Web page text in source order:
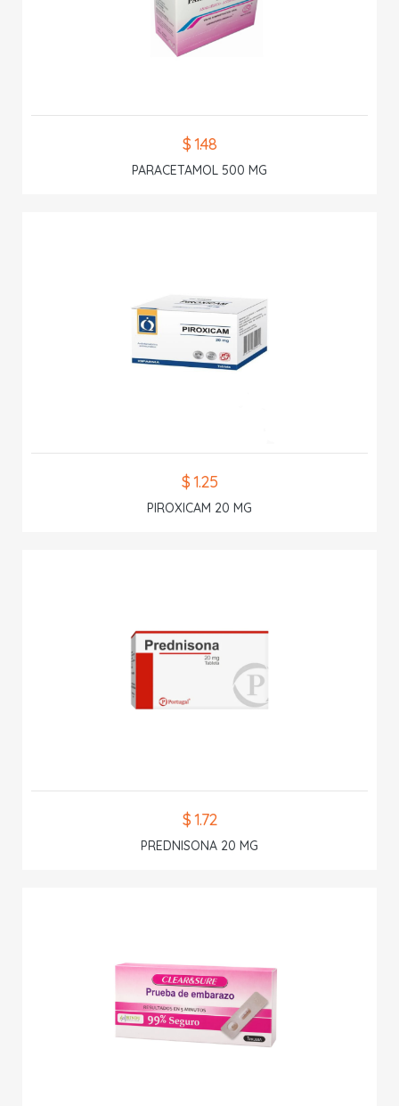
$ 1.48
PARACETAMOL 500 MG
$ 1.25
PIROXICAM 20 MG
$ 1.72
PREDNISONA 20 MG